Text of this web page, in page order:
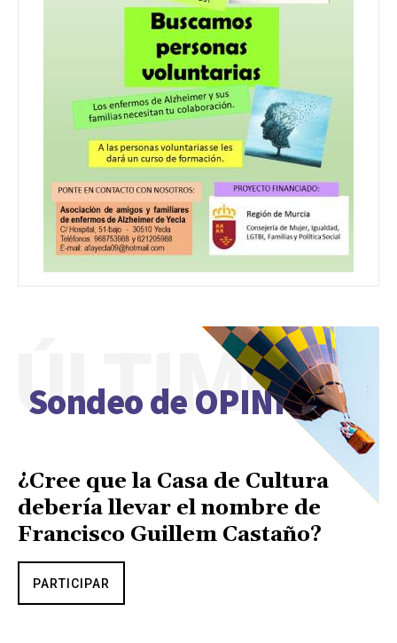
Sondeo de OPINIÓN
ÚLTIMO
¿Cree que la Casa de Cultura
debería llevar el nombre de
Francisco Guillem Castaño?
PARTICIPAR